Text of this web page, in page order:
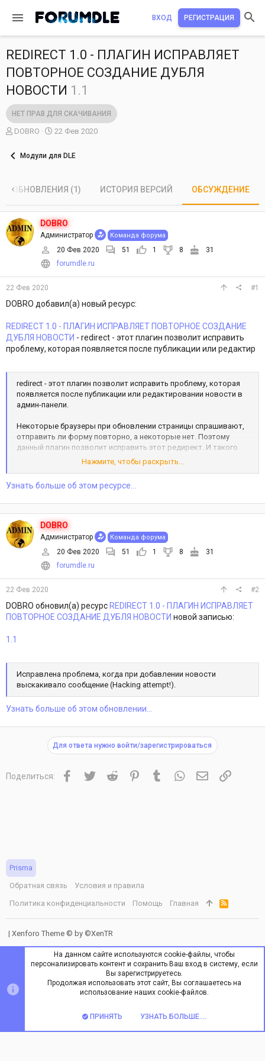
ВХОД РЕГИСТРАЦИЯ
REDIRECT 1.0 - ПЛАГИН ИСПРАВЛЯЕТ
ПОВТОРНОЕ СОЗДАНИЕ ДУБЛЯ
НОВОСТИ 1.1
НЕТ ПРАВ ДЛЯ СКАЧИВАНИЯ
А
т
о
е
м
DOBRO
Д
ч
а
а
22 Фев 2020
Модули для DLE
ОБНОВЛЕНИЯ (1) ИСТОРИЯ ВЕРСИЙ ОБСУЖДЕНИЕ
DOBRO
Администратор Команда форума
20 Фев 2020 51 1 8
31
forumdle.ru
22 Фев 2020 #1
DOBRO добавил(а) новый ресурс:
REDIRECT 1.0 - ПЛАГИН ИСПРАВЛЯЕТ ПОВТОРНОЕ СОЗДАНИЕ
ДУБЛЯ НОВОСТИ - redirect - этот плагин позволит исправить
проблему, которая появляется после публикации или редактир
redirect - этот плагин позволит исправить проблему, которая
появляется после публикации или редактировании новости в
админ-панели.
Некоторые браузеры при обновлении страницы спрашивают,
отправить ли форму повторно, а некоторые нет. Поэтому
данный плагин позволит исправить этот редирект. И такого
окошка больше не будет.
Посмотреть вложение 39
Нажмите, чтобы раскрыть...
Узнать больше об этом ресурсе...
DOBRO
Администратор Команда форума
20 Фев 2020 51 1 8
31
forumdle.ru
22 Фев 2020 #2
DOBRO обновил(а) ресурс REDIRECT 1.0 - ПЛАГИН ИСПРАВЛЯЕТ
ПОВТОРНОЕ СОЗДАНИЕ ДУБЛЯ НОВОСТИ новой записью:
1.1
Исправлена проблема, когда при добавлении новости
выскакивало сообщение (Hacking attempt!).
Узнать больше об этом обновлении...
Для ответа нужно войти/зарегистрироваться
Поделиться: Facebook
TwitterReddit PinterestTumblrWhatsAppЭлектронная
Ссылка
Prisma
Обратная связь
Условия и правила
Политика конфиденциальности
Помощь Главная
R
S
S
| Xenforo Theme © by ©XenTR
На данном сайте используются cookie-файлы, чтобы
персонализировать контент и сохранить Ваш вход в систему, если
Вы зарегистрируетесь.
Продолжая использовать этот сайт, Вы соглашаетесь на
использование наших cookie-файлов.
ПРИНЯТЬ УЗНАТЬ БОЛЬШЕ....